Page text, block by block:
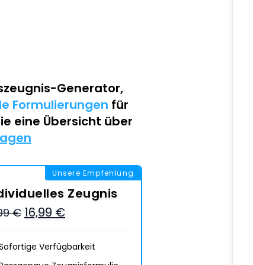
Generator,
Formulierungen für
eine Übersicht über
Unsere Empfehlung
Zeugnis
€ 16,99 €
Verfügbarkeit